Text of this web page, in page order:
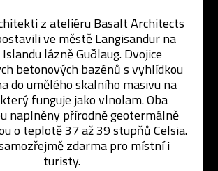
z ateliéru Basalt Architects
ve městě Langisandur na
lázně Guðlaug. Dvojice
betonových bazénů s vyhlídkou
do umělého skalního masivu na
funguje jako vlnolam. Oba
naplněny přírodně geotermálně
o teplotě 37 až 39 stupňů Celsia.
zdarma pro místní i
turisty.